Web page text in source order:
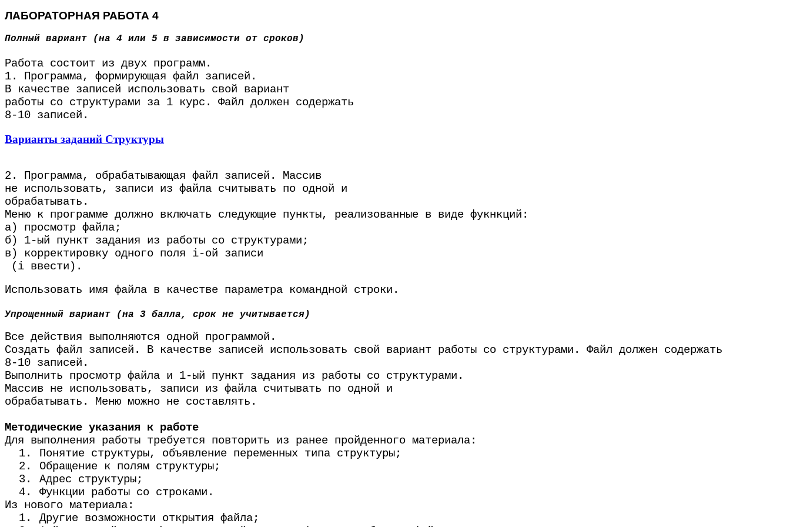
ЛАБОРАТОРНАЯ РАБОТА 4
Полный вариант (на 4 или 5 в зависимости от сроков)
Работа состоит из двух программ.
1. Программа, формирующая файл записей.
В качестве записей использовать свой вариант
работы со структурами за 1 курс. Файл должен содержать
8-10 записей.
Варианты заданий Структуры
2. Программа, обрабатывающая файл записей. Массив
не использовать, записи из файла считывать по одной и
обрабатывать.
Меню к программе должно включать следующие пункты, реализованные в виде фукнкций:
а) просмотр файла;
б) 1-ый пункт задания из работы со структурами;
в) корректировку одного поля i-ой записи
(i ввести).
Использовать имя файла в качестве параметра командной строки.
Упрощенный вариант (на 3 балла, срок не учитывается)
Все действия выполняются одной программой.
Создать файл записей. В качестве записей использовать свой вариант работы со структурами. Файл должен содержать
8-10 записей.
Выполнить просмотр файла и 1-ый пункт задания из работы со структурами.
Массив не использовать, записи из файла считывать по одной и
обрабатывать. Меню можно не составлять.
Методические указания к работе
Для выполнения работы требуется повторить из ранее пройденного материала:
1.
Понятие структуры, объявление переменных типа структуры;
2.
Обращение к полям структуры;
3.
Адрес структуры;
4.
Функции работы со строками.
Из нового материала:
1.
Другие возможности открытия файла;